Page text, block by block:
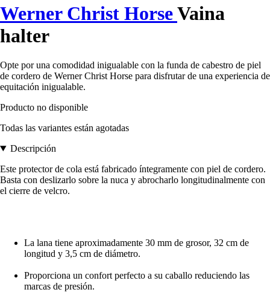
Werner Christ HorseVaina
halter
Opte por una comodidad inigualable con la funda de cabestro de piel
de cordero de Werner Christ Horse para disfrutar de una experiencia de
equitación inigualable.
Producto no disponible
Todas las variantes están agotadas
Descripción
Este protector de cola está fabricado íntegramente con piel de cordero.
Basta con deslizarlo sobre la nuca y abrocharlo longitudinalmente con
el cierre de velcro.
La lana tiene aproximadamente 30 mm de grosor, 32 cm de
longitud y 3,5 cm de diámetro.
Proporciona un confort perfecto a su caballo reduciendo las
marcas de presión.